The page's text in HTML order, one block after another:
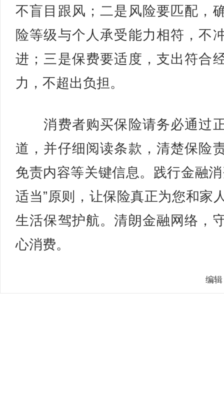
不盲目跟风；二是风险要匹配，
险等级与个人承受能力相符，不
进；三是保费要适度，支出符合
力，不超出负担。
消费者购买保险请务必通过
道，并仔细阅读条款，清楚保险
免责内容等关键信息。践行金融消
适当”原则，让保险真正为您和家
生活保驾护航。清朗金融网络，
心消费。
编